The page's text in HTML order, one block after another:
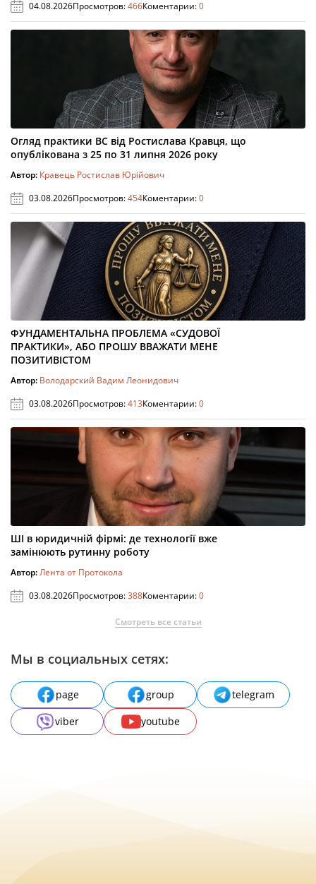
04.08.2026Просмотров:466Коментарии:0
Огляд практики ВС від Ростислава Кравця, що
опублікована з 25 по 31 липня 2026 року
Автор: Кравець Ростислав Юрійович
03.08.2026Просмотров:454Коментарии:0
ФУНДАМЕНТАЛЬНА ПРОБЛЕМА «СУДОВОЇ
ПРАКТИКИ», АБО ПРОШУ ВВАЖАТИ МЕНЕ
ПОЗИТИВІСТОМ
Автор: Володарский Вадим Леонидович
03.08.2026Просмотров:413Коментарии:0
ШІ в юридичній фірмі: де технології вже
замінюють рутинну роботу
Автор:Лента от Протокола
03.08.2026Просмотров:388Коментарии:0
Смотреть все статьи
Мы в социальных сетях:
page group
telegram
viber
youtube